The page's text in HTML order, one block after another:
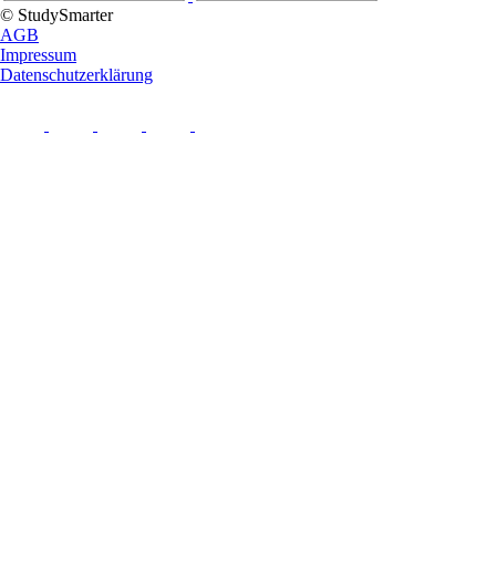
© StudySmarter
AGB
Impressum
Datenschutzerklärung